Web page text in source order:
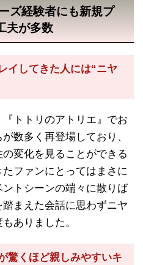
ズ経験者にも新規プ
夫が多数
イしてきた人には“ニヤ
トトリのアトリエ』でお
数多く再登場しており、
変化を見ることができる
ファンにとってはまさに
トシーンの端々に散りば
まえた会話に思わずニヤ
ありました。
驚くほど親しみやすいキ